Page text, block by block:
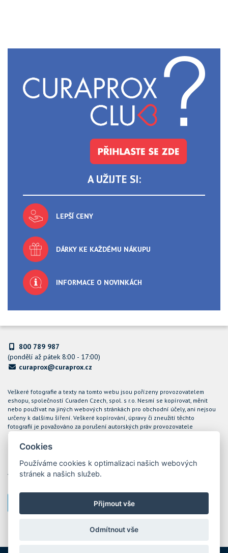
A UŽIJTE SI:
LEPŠÍ CENY
DÁRKY KE KAŽDÉMU NÁKUPU
INFORMACE O NOVINKÁCH
800 789 987
(pondělí až pátek 8:00 - 17:00)
curaprox@curaprox.cz
Veškeré fotografie a texty na tomto webu jsou pořízeny provozovatelem
eshopu, společností Curaden Czech, spol. s r.o. Nesmí se kopírovat, měnit
nebo používat na jiných webových stránkách pro obchodní účely, ani nejsou
určeny k dalšímu šíření. Veškeré kopírování, úpravy či zneužití těchto
fotografií je považováno za porušení autorských práv provozovatele
internetového obchodu CURAPROX a společnost Curaden Czech, spol. s r.o.
bude takové případy řešit soudní cestou.
účtenku. Zároveň je povinen zaevidovat přijatou tržbu u správce daně online;
v případě technického výpadku pak nejpozději do 48 hodin. Tržby jsou
Cookies
Používáme cookies k optimalizaci našich webových
stránek a našich služeb.
Přijmout vše
Odmítnout vše